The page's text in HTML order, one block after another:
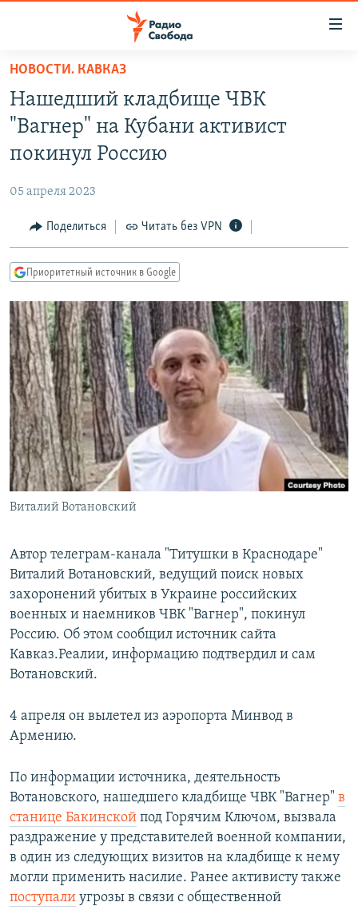
упрощенного
доступа
Вернуться
основному
Вернутся
Вернутся
поиску
ПОДКАСТЫ
АВТОРСКИЕ ПРОЕКТЫ
МНЕНИЯ
КУЛЬТУРА
КАВКАЗ.РЕАЛИИ
СЕВЕР.РЕАЛИИ
СИБИРЬ.РЕАЛИИ
РАСПИСАНИЕ ВЕЩАНИЯ
ПОДПИШИТЕСЬ НА РАССЫЛКУ
СОЦИАЛЬНЫЕ СЕТИ
Все сайты РСЕ/РС
НОВОСТИ. КАВКАЗ
Нашедший кладбище ЧВК
"Вагнер" на Кубани активист
покинул Россию
05 апреля 2023
Поделиться Читать без VPN
Приоритетный источник в Google
Виталий Вотановский
Автор телеграм-канала "Титушки в Краснодаре"
Виталий Вотановский, ведущий поиск новых
захоронений убитых в Украине российских
военных и наемников ЧВК "Вагнер", покинул
Россию. Об этом сообщил источник сайта
Кавказ.Реалии, информацию подтвердил и сам
Вотановский.
4 апреля он вылетел из аэропорта Минвод в
Армению.
По информации источника, деятельность
Вотановского, нашедшего кладбище ЧВК "Вагнер" в
станице Бакинской под Горячим Ключом, вызвала
раздражение у представителей военной компании,
в один из следующих визитов на кладбище к нему
могли применить насилие. Ранее активисту также
поступали угрозы в связи с общественной